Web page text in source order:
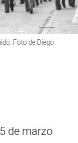
Foto de Diego
de marzo